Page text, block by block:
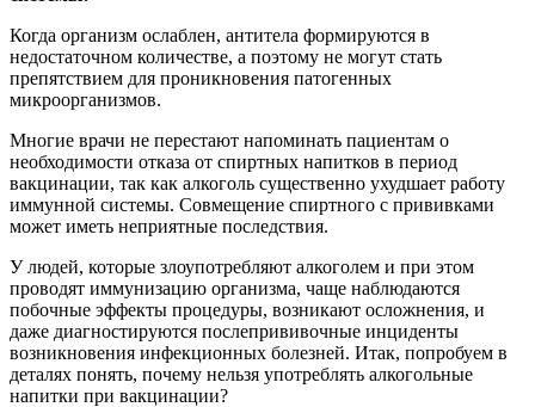
Когда организм ослаблен, антитела формируются в
недостаточном количестве, а поэтому не могут стать
препятствием для проникновения патогенных
микроорганизмов.
Многие врачи не перестают напоминать пациентам о
необходимости отказа от спиртных напитков в период
вакцинации, так как алкоголь существенно ухудшает работу
иммунной системы. Совмещение спиртного с прививками
может иметь неприятные последствия.
У людей, которые злоупотребляют алкоголем и при этом
проводят иммунизацию организма, чаще наблюдаются
побочные эффекты процедуры, возникают осложнения, и
даже диагностируются послепрививочные инциденты
возникновения инфекционных болезней. Итак, попробуем в
деталях понять, почему нельзя употреблять алкогольные
напитки при вакцинации?